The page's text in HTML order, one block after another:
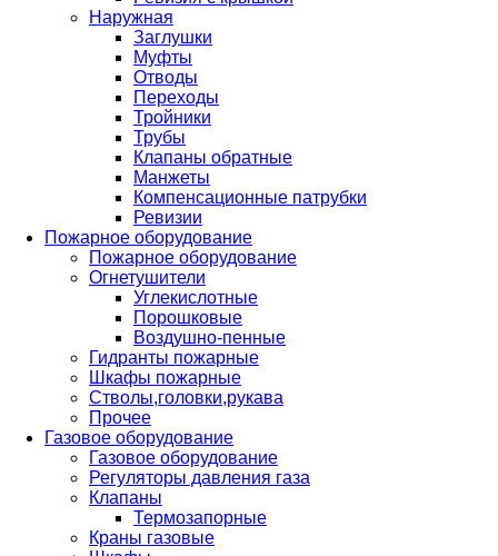
Наружная
Заглушки
Муфты
Отводы
Переходы
Тройники
Трубы
Клапаны обратные
Манжеты
Компенсационные патрубки
Ревизии
Пожарное оборудование
Пожарное оборудование
Огнетушители
Углекислотные
Порошковые
Воздушно-пенные
Гидранты пожарные
Шкафы пожарные
Стволы,головки,рукава
Прочее
Газовое оборудование
Газовое оборудование
Регуляторы давления газа
Клапаны
Термозапорные
Краны газовые